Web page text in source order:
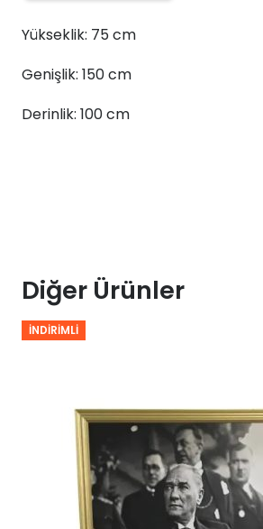
75x100x150
adet
Yükseklik: 75 cm
Genişlik: 150 cm
Derinlik: 100 cm
Diğer Ürünler
İNDIRIMLI